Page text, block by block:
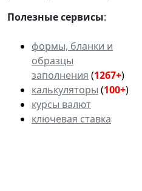
Полезные сервисы:
формы, бланки и
образцы
заполнения (1267+)
калькуляторы (100+)
курсы валют
ключевая ставка